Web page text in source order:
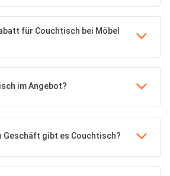
für Couchtisch bei Möbel
im Angebot?
Geschäft gibt es Couchtisch?